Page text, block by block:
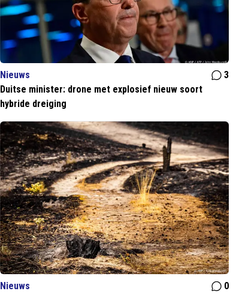
Nieuws
3
Duitse minister: drone met explosief nieuw soort
hybride dreiging
Nieuws
0